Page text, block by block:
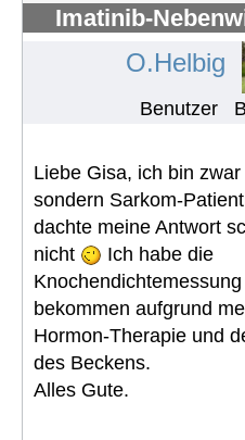
Imatinib-
O.Helbig
Benutzer
Liebe Gisa, ich bin
sondern Sarkom-
dachte meine Antwort
nicht
Ich habe die
bekommen aufgrund
Hormon-Therapie und
des Beckens.
Alles Gute.